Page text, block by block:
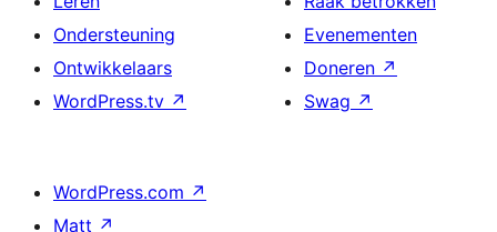
Ondersteuning
Ontwikkelaars
WordPress.tv ↗
Evenementen
Doneren ↗
Swag ↗
WordPress.com ↗
Matt ↗